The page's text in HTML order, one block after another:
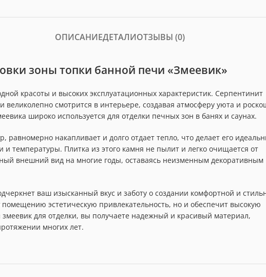
ОПИСАНИЕДЕТАЛИОТЗЫВЫ (0)
зоны топки банной печи «Змеевик»
красоты и высоких эксплуатационных характеристик. Серпентинит
смотрится в интерьере, создавая атмосферу уюта и
широко используется для отделки печных зон в банях и саунах.
накапливает и долго отдает тепло, что делает его
температуры. Плитка из этого камня не пылит и легко очищается от
внешний вид на многие годы, оставаясь неизменным декоративным
ваш изысканный вкус и заботу о создании комфортной и
эстетическую привлекательность, но и обеспечит высокую
для отделки, вы получаете надежный и красивый материал,
многих лет.